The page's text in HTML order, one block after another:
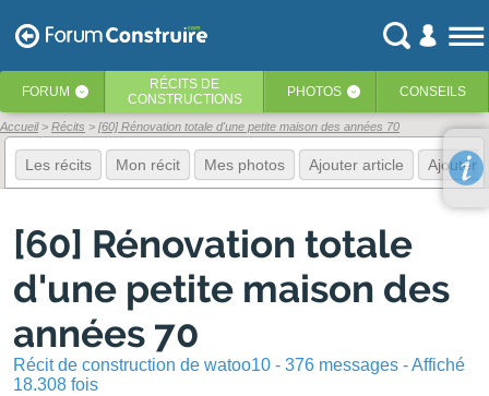
FORUM ‹ RÉCITS DE
CONSTRUCTIONS
PHOTOS ‹ CONSEILS
Accueil Récits [60] Rénovation totale d'une petite maison des années 70
Les récits Mon récit Mes photos Ajouter article Ajouter
[60] Rénovation totale
d'une petite maison des
années 70
Récit de construction de watoo10 - 376 messages - Affiché
18.308 fois